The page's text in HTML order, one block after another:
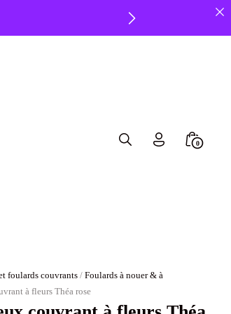
Search
0
foulards couvrants /Foulards à nouer & à
à fleurs Théa rose